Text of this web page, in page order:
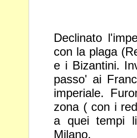
Declinato
con la plaga (
e i Bizantini.
passo' ai
imperiale.
zona ( con i
a quei tempi
Milano.